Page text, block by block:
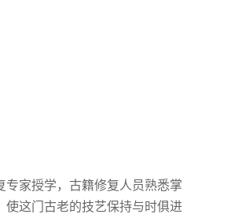
家授学，古籍修复人员熟悉掌
这门古老的技艺保持与时俱进